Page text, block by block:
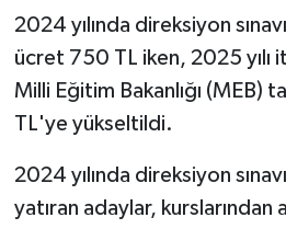
2024 yılında direksiyon
ücret 750 TL iken, 2025 yılı
Milli Eğitim Bakanlığı (MEB)
TL'ye yükseltildi.
2024 yılında direksiyon
yatıran adaylar, kurslarından